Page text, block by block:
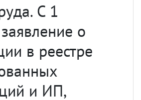
С 1
о
в реестре
и ИП,